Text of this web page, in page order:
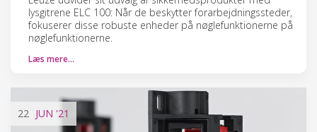
lysgitrene ELC 100: Når de beskytter forarbejdningssteder,
fokuserer disse robuste enheder på nøglefunktionerne på
nøglefunktionerne.
Læs mere…
22 JUN '21